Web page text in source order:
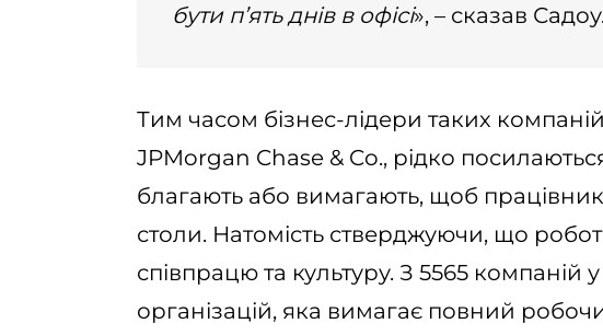
бути п’ять днів в офісі», – сказав Садоу.
Тим часом бізнес-лідери таких
JPMorgan Chase & Co., рідко
благають або вимагають, щоб
столи. Натомість стверджуючи, що
співпрацю та культуру. З 5565 компаній
організацій, яка вимагає повний